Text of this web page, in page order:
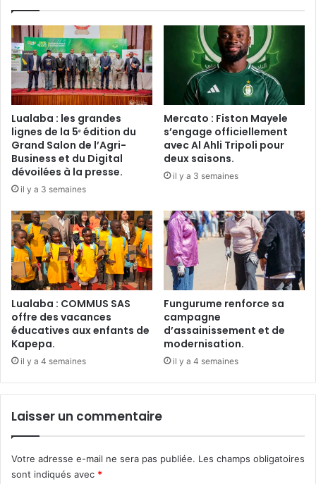
Lualaba : les grandes
lignes de la 5ᵉ édition du
Grand Salon de l’Agri-
Business et du Digital
dévoilées à la presse.
il y a 3 semaines
Mercato : Fiston Mayele
s’engage officiellement
avec Al Ahli Tripoli pour
deux saisons.
il y a 3 semaines
Lualaba : COMMUS SAS
offre des vacances
éducatives aux enfants de
Kapepa.
il y a 4 semaines
Fungurume renforce sa
campagne
d’assainissement et de
modernisation.
il y a 4 semaines
Laisser un commentaire
Votre adresse e-mail ne sera pas publiée. Les champs obligatoires
sont indiqués avec *